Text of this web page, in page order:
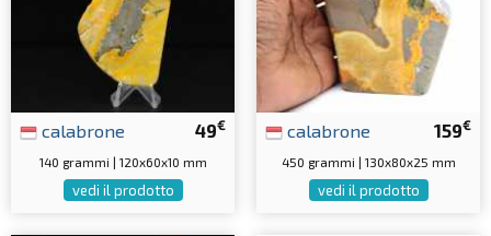
49€
calabrone
140 grammi | 120x60x10 mm
vedi il prodotto
159€
calabrone
450 grammi | 130x80x25 mm
vedi il prodotto